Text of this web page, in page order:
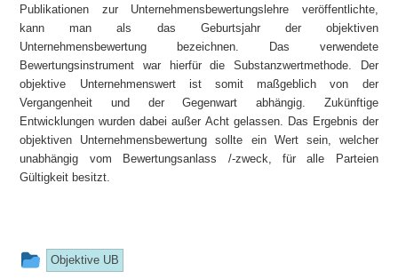
Publikationen zur Unternehmensbewertungslehre veröffentlichte,
kann man als das Geburtsjahr der objektiven
Unternehmensbewertung bezeichnen. Das verwendete
Bewertungsinstrument war hierfür die Substanzwertmethode. Der
objektive Unternehmenswert ist somit maßgeblich von der
Vergangenheit und der Gegenwart abhängig. Zukünftige
Entwicklungen wurden dabei außer Acht gelassen. Das Ergebnis der
objektiven Unternehmensbewertung sollte ein Wert sein, welcher
unabhängig vom Bewertungsanlass /-zweck, für alle Parteien
Gültigkeit besitzt.
This
Objektive UB